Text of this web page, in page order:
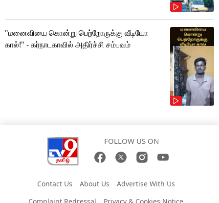
"மனைவியை கொன்று பெற்றோருக்கு வீடியோ
கால்!" - கர்நாடகாவில் அதிர்ச்சி சம்பவம்
FOLLOW US ON
Contact Us About Us
Advertise With Us
Complaint Redressal
Privacy & Cookies Notice